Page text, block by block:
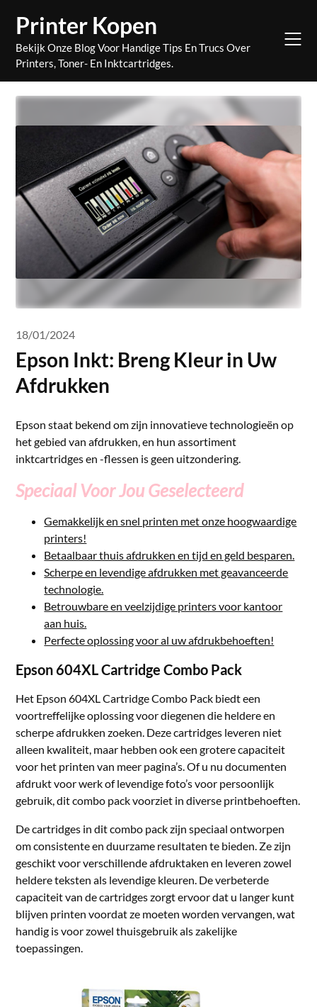
content
Printer Kopen
Bekijk Onze Blog Voor Handige Tips En Trucs Over
Printers, Toner- En Inktcartridges.
18/01/2024
Epson Inkt: Breng Kleur in Uw
Afdrukken
Epson staat bekend om zijn innovatieve technologieën op
het gebied van afdrukken, en hun assortiment
inktcartridges en -flessen is geen uitzondering.
Speciaal Voor Jou Geselecteerd
Gemakkelijk en snel printen met onze hoogwaardige
printers!
Betaalbaar thuis afdrukken en tijd en geld besparen.
Scherpe en levendige afdrukken met geavanceerde
technologie.
Betrouwbare en veelzijdige printers voor kantoor
aan huis.
Perfecte oplossing voor al uw afdrukbehoeften!
Epson 604XL Cartridge Combo Pack
Het Epson 604XL Cartridge Combo Pack biedt een
voortreffelijke oplossing voor diegenen die heldere en
scherpe afdrukken zoeken. Deze cartridges leveren niet
alleen kwaliteit, maar hebben ook een grotere capaciteit
voor het printen van meer pagina’s. Of u nu documenten
afdrukt voor werk of levendige foto’s voor persoonlijk
gebruik, dit combo pack voorziet in diverse printbehoeften.
De cartridges in dit combo pack zijn speciaal ontworpen
om consistente en duurzame resultaten te bieden. Ze zijn
geschikt voor verschillende afdruktaken en leveren zowel
heldere teksten als levendige kleuren. De verbeterde
capaciteit van de cartridges zorgt ervoor dat u langer kunt
blijven printen voordat ze moeten worden vervangen, wat
handig is voor zowel thuisgebruik als zakelijke
toepassingen.